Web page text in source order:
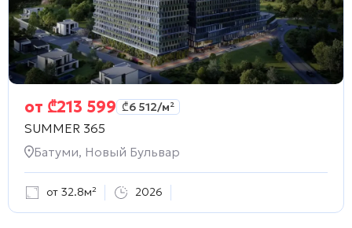
от ₾213 599 ₾6 512/м²
SUMMER 365
Батуми, Новый Бульвар
от 32.8м² 2026